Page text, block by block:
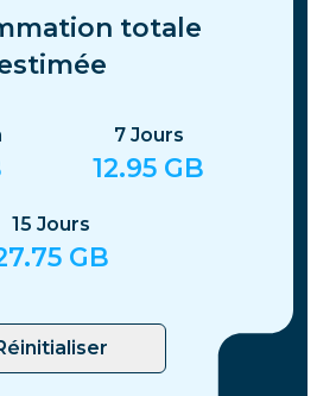
totale
7 Jours
12.95 GB
15 Jours
GB